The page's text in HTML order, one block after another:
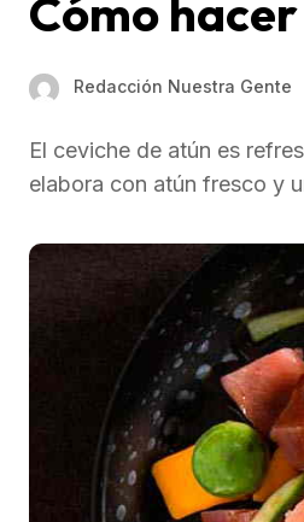
Cómo
Redacción Nuestra Gente
El ceviche de atún es
elabora con atún fresco y